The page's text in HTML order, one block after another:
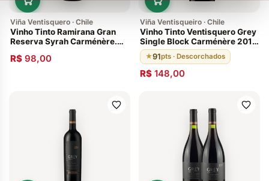
Viña Ventisquero · Chile
Vinho Tinto Ramirana Gran
Reserva Syrah Carménère.
R$ 98,00
Viña Ventisqueiro · Chile
Vinho Tinto Ventisquero Grey
Single Block Carménère 2014
Valle Del Maipo Chile 91
Pontos
★91pts · Descorchados
R$ 148,00